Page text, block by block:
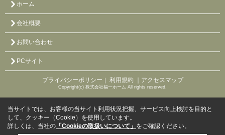
ホーム
会社概要
お問い合わせ
PCサイト
プライバシーポリシー ｜ 利用規約 ｜アクセスマップ
Copyright(c) 株式会社福一ホーム All rights reserved.
当サイトでは、お客様の当サイト利用状況把握、サービス向上検討を目的と
して、クッキー（Cookie）を使用しています。
詳しくは、当社の 「Cookieの取扱いについて」 をご確認ください。